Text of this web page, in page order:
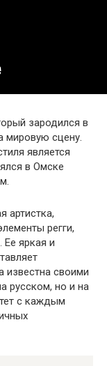
зародился в
мировую сцену.
является
в Омске
артистка,
регги,
Ее яркая и
известна своими
русском, но и на
с каждым